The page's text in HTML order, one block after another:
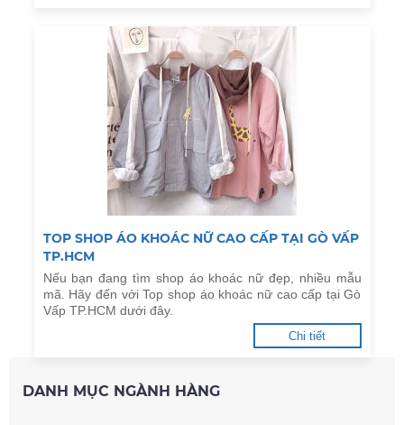
TOP SHOP ÁO KHOÁC NỮ CAO CẤP TẠI GÒ VẤP
TP.HCM
Nếu bạn đang tìm shop áo khoác nữ đẹp, nhiều mẫu
mã. Hãy đến với Top shop áo khoác nữ cao cấp tại Gò
Vấp TP.HCM dưới đây.
Chi tiết
DANH MỤC NGÀNH HÀNG